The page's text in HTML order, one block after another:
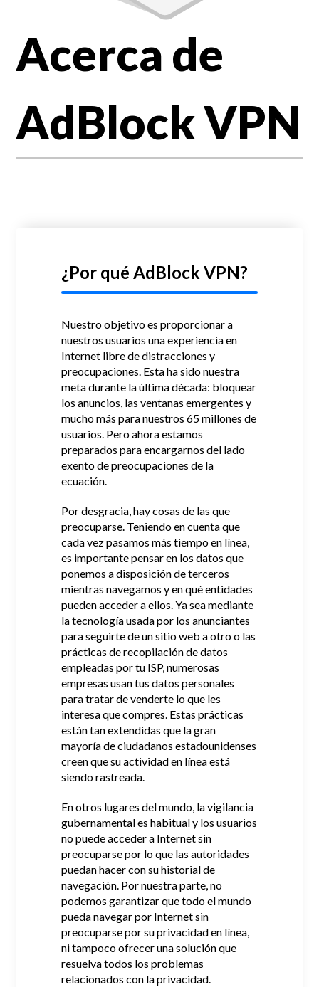
Acerca de
AdBlock VPN
¿Por qué AdBlock VPN?
Nuestro objetivo es proporcionar a
nuestros usuarios una experiencia en
Internet libre de distracciones y
preocupaciones. Esta ha sido nuestra
meta durante la última década: bloquear
los anuncios, las ventanas emergentes y
mucho más para nuestros 65 millones de
usuarios. Pero ahora estamos
preparados para encargarnos del lado
exento de preocupaciones de la
ecuación.
Por desgracia, hay cosas de las que
preocuparse. Teniendo en cuenta que
cada vez pasamos más tiempo en línea,
es importante pensar en los datos que
ponemos a disposición de terceros
mientras navegamos y en qué entidades
pueden acceder a ellos.Ya sea mediante
la tecnología usada por los anunciantes
para seguirte de un sitio web a otro o las
prácticas de recopilación de datos
empleadas por tu ISP, numerosas
empresas usan tus datos personales
para tratar de venderte lo que les
interesa que compres. Estas prácticas
están tan extendidas que la gran
mayoría de ciudadanos estadounidenses
creen que su actividad en línea está
siendo rastreada.
En otros lugares del mundo, la vigilancia
gubernamental es habitual y los usuarios
no puede acceder a Internet sin
preocuparse por lo que las autoridades
puedan hacer con su historial de
navegación. Por nuestra parte, no
podemos garantizar que todo el mundo
pueda navegar por Internet sin
preocuparse por su privacidad en línea,
ni tampoco ofrecer una solución que
resuelva todos los problemas
relacionados con la privacidad.